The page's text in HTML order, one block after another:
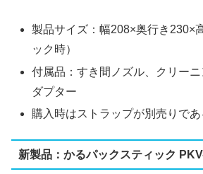
製品サイズ：幅208×奥行き230×
ック時）
付属品：すき間ノズル、クリー
ダプター
購入時はストラップが別売りで
新製品：かるパックスティック